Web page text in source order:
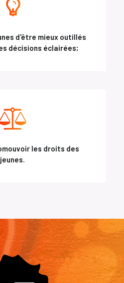
d'être mieux outillés
décisions éclairées;
les droits des
jeunes.